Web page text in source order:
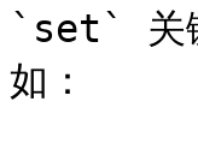
`set` 关
如：